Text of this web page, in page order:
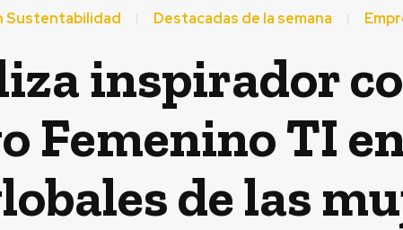
Sustentabilidad Destacadas de la semana
inspirador
Femenino TI
de las